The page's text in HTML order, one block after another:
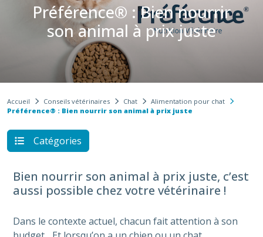
Préférence® : Bien nourrir
son animal à prix juste
Accueil Conseils vétérinaires Chat
Alimentation pour chat
Préférence® : Bien nourrir son animal à prix juste
Catégories
Bien nourrir son animal à prix juste, c’est
aussi possible chez votre vétérinaire !
Dans le contexte actuel, chacun fait attention à son